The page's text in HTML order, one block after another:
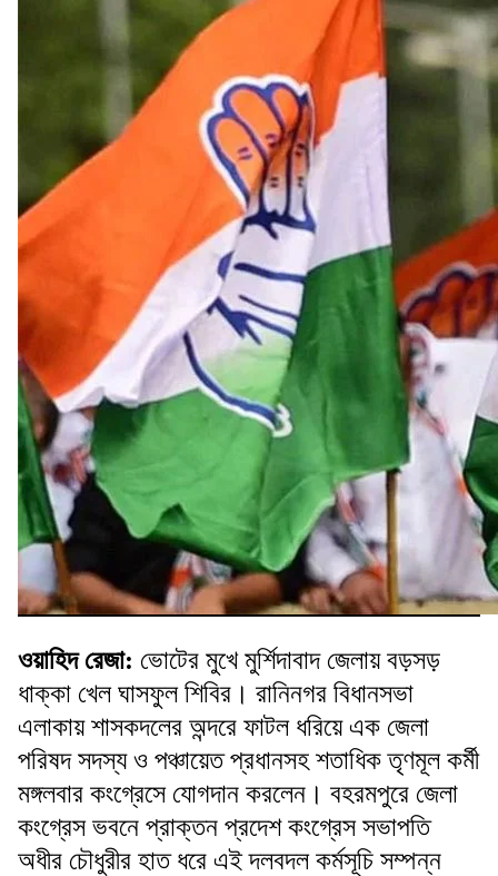
ওয়াহিদ রেজা: ভোটের মুখে মুর্শিদাবাদ জেলায় বড়সড়
ধাক্কা খেল ঘাসফুল শিবির। রানিনগর বিধানসভা
এলাকায় শাসকদলের অন্দরে ফাটল ধরিয়ে এক জেলা
পরিষদ সদস্য ও পঞ্চায়েত প্রধানসহ শতাধিক তৃণমূল কর্মী
মঙ্গলবার কংগ্রেসে যোগদান করলেন। বহরমপুরে জেলা
কংগ্রেস ভবনে প্রাক্তন প্রদেশ কংগ্রেস সভাপতি
অধীর চৌধুরীর হাত ধরে এই দলবদল কর্মসূচি সম্পন্ন